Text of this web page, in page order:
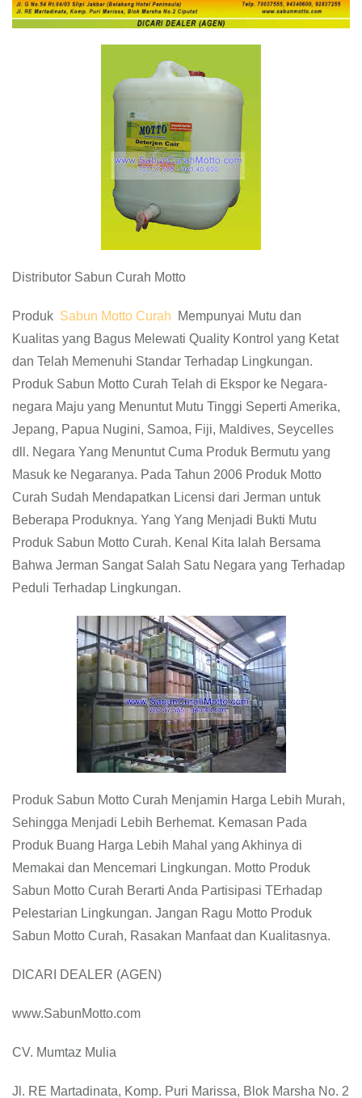
Distributor Sabun Curah Motto
Produk Sabun Motto Curah
Mempunyai Mutu dan
Kualitas yang Bagus Melewati Quality Kontrol yang Ketat
dan Telah Memenuhi Standar Terhadap Lingkungan.
Produk Sabun Motto Curah Telah di Ekspor ke Negara-
negara Maju yang Menuntut Mutu Tinggi Seperti Amerika,
Jepang, Papua Nugini, Samoa, Fiji, Maldives, Seycelles
dll. Negara Yang Menuntut Cuma Produk Bermutu yang
Masuk ke Negaranya. Pada Tahun 2006 Produk Motto
Curah Sudah Mendapatkan Licensi dari Jerman untuk
Beberapa Produknya. Yang Yang Menjadi Bukti Mutu
Produk Sabun Motto Curah. Kenal Kita Ialah Bersama
Bahwa Jerman Sangat Salah Satu Negara yang Terhadap
Peduli Terhadap Lingkungan.
Produk Sabun Motto Curah Menjamin Harga Lebih Murah,
Sehingga Menjadi Lebih Berhemat. Kemasan Pada
Produk Buang Harga Lebih Mahal yang Akhinya di
Memakai dan Mencemari Lingkungan. Motto Produk
Sabun Motto Curah Berarti Anda Partisipasi TErhadap
Pelestarian Lingkungan. Jangan Ragu Motto Produk
Sabun Motto Curah, Rasakan Manfaat dan Kualitasnya.
DICARI DEALER (AGEN)
www.SabunMotto.com
CV. Mumtaz Mulia
Jl. RE Martadinata, Komp. Puri Marissa, Blok Marsha No. 2